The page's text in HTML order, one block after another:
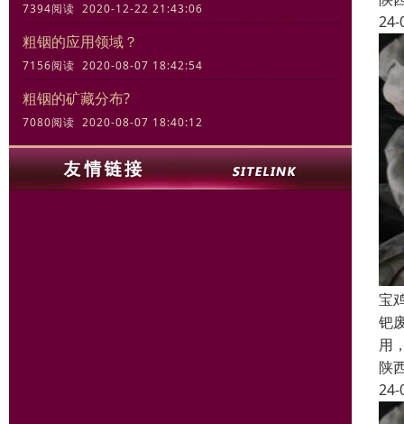
7394阅读 2020-12-22 21:43:06
粗铟的应用领域？
7156阅读 2020-08-07 18:42:54
粗铟的矿藏分布?
7080阅读 2020-08-07 18:40:12
24-
宝
钯
用
陕
24-